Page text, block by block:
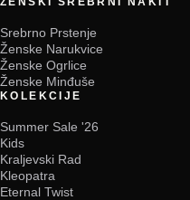
Srebrno Prstenje
Ženske Narukvice
Ženske Ogrlice
Ženske Minđuše
KOLEKCIJE
Summer Sale '26
Kids
Kraljevski Rad
Kleopatra
Eternal Twist